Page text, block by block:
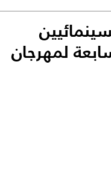
لمهرجان